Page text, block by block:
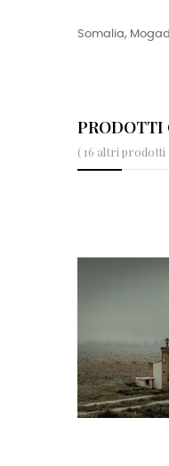
Somalia,
PRODOTTI
( 16 altri prodotti